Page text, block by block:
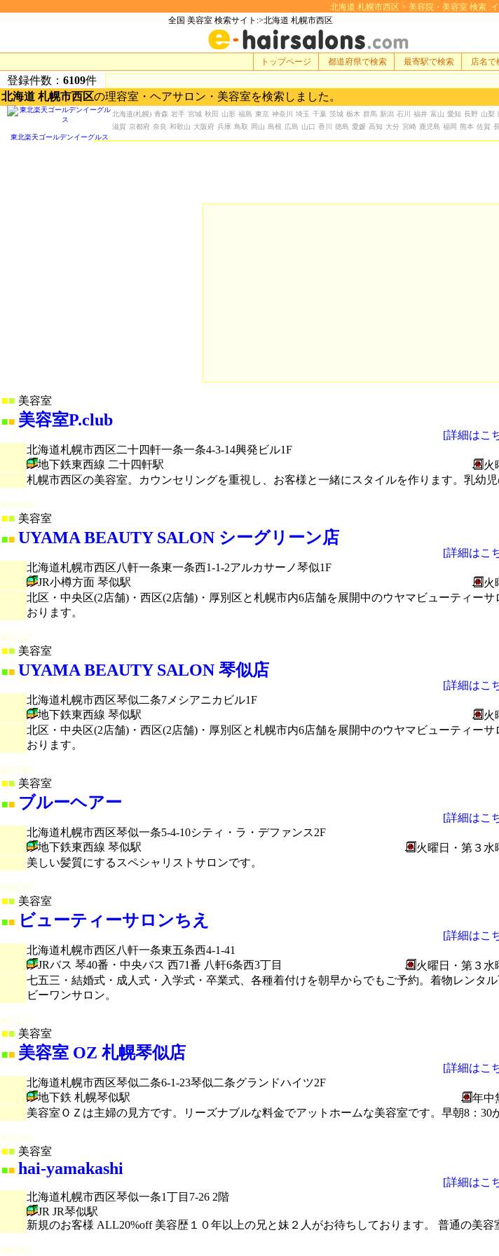
北海道 札幌市西区 > 美容院・美容室 検索 :
全国 美容室 検索サイト:>北海道 札幌市西区
登録件数： 6109件
北海道 札幌市西区の理容室・ヘアサロン・美容室を検索しました。
■ 美容室
■■ 美容室P.club
[詳細はこ
北海道札幌市西区二十四軒一条一条4-3-14興発ビル1F
地下鉄東西線 二十四軒駅
火
札幌市西区の美容室。カウンセリングを重視し、お客様と一緒にスタイルを作ります。乳幼
■ 美容室
■■ UYAMA BEAUTY SALON シーグリーン店
[詳細はこ
北海道札幌市西区八軒一条東一条西1-1-2アルカサーノ琴似1F
JR小樽方面 琴似駅
火
北区・中央区(2店舗)・西区(2店舗)・厚別区と札幌市内6店舗を展開中のウヤマビューティー
おります。
■ 美容室
■■ UYAMA BEAUTY SALON 琴似店
[詳細はこ
北海道札幌市西区琴似二条7メシアニカビル1F
地下鉄東西線 琴似駅
火
北区・中央区(2店舗)・西区(2店舗)・厚別区と札幌市内6店舗を展開中のウヤマビューティー
おります。
■ 美容室
■■ ブルーヘアー
[詳細はこ
北海道札幌市西区琴似一条5-4-10シティ・ラ・デファンス2F
地下鉄東西線 琴似駅
火曜日・第３水
美しい髪質にするスペシャリストサロンです。
■ 美容室
■■ ビューティーサロンちえ
[詳細はこ
北海道札幌市西区八軒一条東五条西4-1-41
JRバス 琴40番・中央バス 西71番 八軒6条西3丁目
火曜日・第３水
七五三・結婚式・成人式・入学式・卒業式、各種着付けを朝早からでもご予約。着物レンタ
ビーワンサロン。
■ 美容室
■■ 美容室 OZ 札幌琴似店
[詳細はこ
北海道札幌市西区琴似二条6-1-23琴似二条グランドハイツ2F
地下鉄 札幌琴似駅
年中
美容室ＯＺは主婦の見方です。リーズナブルな料金でアットホームな美容室です。早朝8：30
■ 美容室
■■ hai-yamakashi
[詳細はこ
北海道札幌市西区琴似一条1丁目7-26 2階
JR JR琴似駅
新規のお客様 ALL20%off 美容歴１０年以上の兄と妹２人がお待ちしております。 普通の美
北海道(札幌) 青森 岩手 宮城 秋田 山形 福島 東京 神奈川 埼玉 千葉 茨城 栃木 群馬 新潟 石川 福井 富山 愛知 長野 山梨
滋賀 京都府 奈良 和歌山 大阪府 兵庫 鳥取 岡山 島根 広島 山口 香川 徳島 愛媛 高知 大分 宮崎 鹿児島 福岡 熊本 佐賀
トップページ 都道府県で検索 最寄駅で検索 店名で
東北楽天ゴールデンイーグルス